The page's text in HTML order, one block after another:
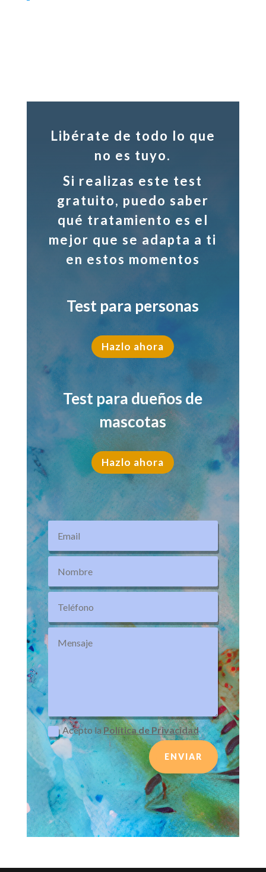
Libérate de todo lo que
no es tuyo.
Si realizas este test
gratuito, puedo saber
qué tratamiento es el
mejor que se adapta a ti
en estos momentos
Test para personas
Hazlo ahora
Test para dueños de
mascotas
Hazlo ahora
Acepto la Política de Privacidad
ENVIAR